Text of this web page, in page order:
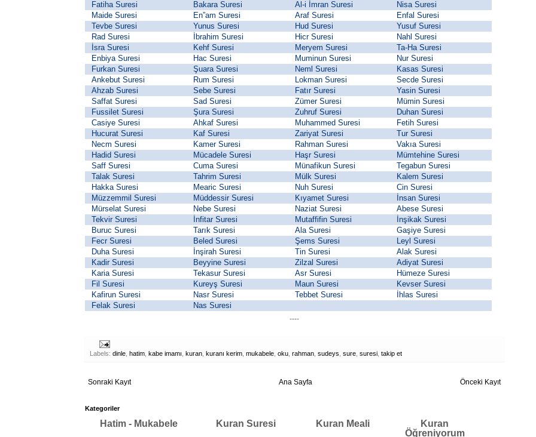
Fatiha Suresi Bakara Suresi Al-i İmran Suresi
Nisa Suresi
Maide Suresi
En”am Suresi Araf Suresi
Enfal Suresi
Tevbe Suresi
Yunus Suresi Hud Suresi
Yusuf Suresi
Rad Suresi
İbrahim Suresi Hicr Suresi
Nahl Suresi
İsra Suresi
Kehf Suresi Meryem Suresi
Ta-Ha Suresi
Enbiya Suresi
Hac Suresi Muminun Suresi
Nur Suresi
Furkan Suresi
Şuara Suresi Neml Suresi
Kasas Suresi
Ankebut Suresi
Rum Suresi Lokman Suresi
Secde Suresi
Ahzab Suresi
Sebe Suresi Fatır Suresi
Yasin Suresi
Saffat Suresi
Sad Suresi Zümer Suresi
Mümin Suresi
Fussilet Suresi
Şura Suresi Zuhruf Suresi
Duhan Suresi
Casiye Suresi
Ahkaf Suresi Muhammed Suresi
Fetih Suresi
Hucurat Suresi
Kaf Suresi Zariyat Suresi
Tur Suresi
Necm Suresi
Kamer Suresi Rahman Suresi
Vakıa Suresi
Hadid Suresi
Mücadele Suresi Haşr Suresi
Mümtehine Suresi
Saff Suresi
Cuma Suresi Münafikun Suresi
Tegabun Suresi
Talak Suresi
Tahrim Suresi Mülk Suresi
Kalem Suresi
Hakka Suresi
Mearic Suresi Nuh Suresi
Cin Suresi
Müzzemmil Suresi
Müddessir Suresi Kıyamet Suresi
İnsan Suresi
Mürselat Suresi
Nebe Suresi Naziat Suresi
Abese Suresi
Tekvir Suresi
İnfitar Suresi Mutaffifin Suresi
İnşikak Suresi
Buruc Suresi
Tarık Suresi Ala Suresi
Gaşiye Suresi
Fecr Suresi
Beled Suresi Şems Suresi
Leyl Suresi
Duha Suresi
İnşirah Suresi Tin Suresi
Alak Suresi
Kadir Suresi
Beyyine Suresi Zilzal Suresi
Adiyat Suresi
Karia Suresi
Tekasur Suresi Asr Suresi
Hümeze Suresi
Fil Suresi
Kureyş Suresi Maun Suresi
Kevser Suresi
Kafirun Suresi
Nasr Suresi Tebbet Suresi
İhlas Suresi
Felak Suresi
Nas Suresi
----
Labels: dinle hatim kabe imamı kuran kuranı kerim mukabele oku rahman sudeys sure suresi takip et
Sonraki Kayıt Önceki Kayıt
Ana Sayfa
Kategoriler
Hatim - Mukabele Kuran Suresi Kuran Meali
Kuran
Öğreniyorum